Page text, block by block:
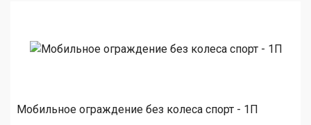
Мобильное ограждение без колеса спорт - 1П